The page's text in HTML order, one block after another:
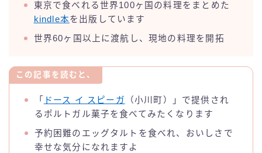
東京で食べれる世界100ヶ国の料理をまとめた
kindle本を出版しています
世界60ヶ国以上に渡航し、現地の料理を開拓
この記事を読むと、
「 ドース イ スピーガ
（小川町）」で提供され
るポルトガル菓子を食べてみたくなります
予約困難のエッグタルトを食べれ、おいしさで
幸せな気分になれますよ